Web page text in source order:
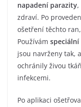
napadení parazity
zdraví. Po
ošetření těchto
Používám
jsou navrženy tak,
ochránily živou
infekcemi.
Po aplikaci